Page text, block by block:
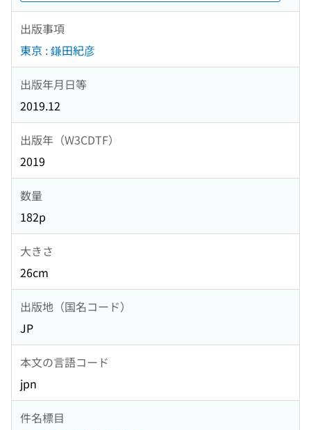
出版事項
東京 : 鎌田紀彦
出版年月日等
2019.12
出版年（W3CDTF）
2019
数量
182p
大きさ
26cm
出版地（国名コード）
JP
本文の言語コード
jpn
件名標目